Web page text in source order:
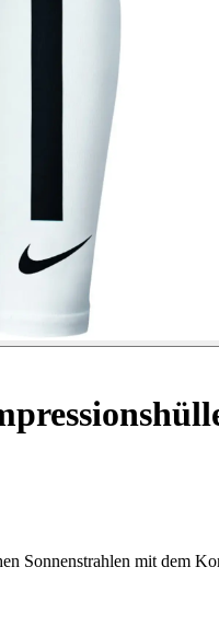
Sonnenstrahlen mit dem